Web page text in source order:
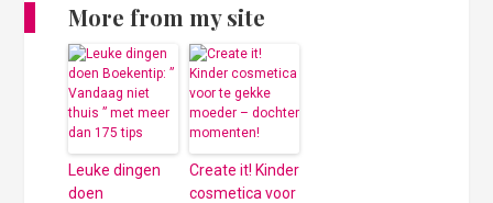
More from my site
Leuke dingen
doen
Create it! Kinder
cosmetica voor